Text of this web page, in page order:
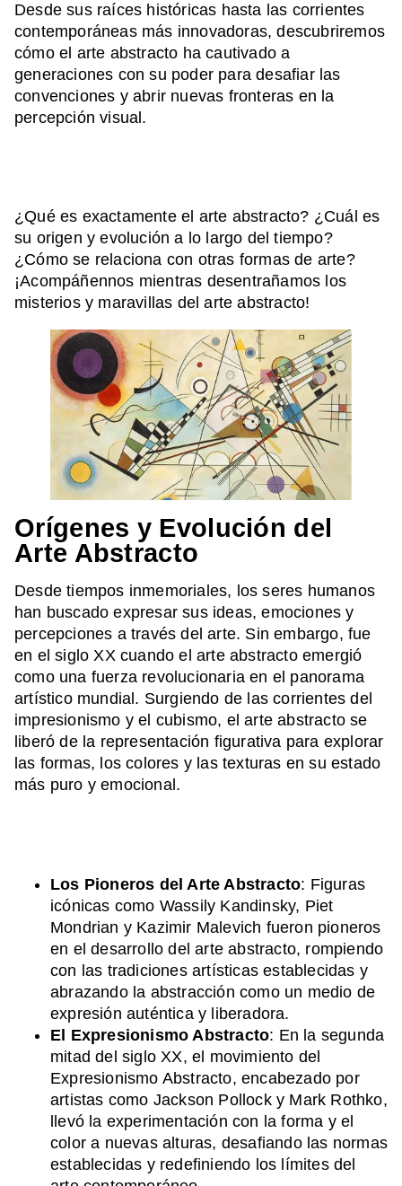
Desde sus raíces históricas hasta las corrientes
contemporáneas más innovadoras, descubriremos
cómo el arte abstracto ha cautivado a
generaciones con su poder para desafiar las
convenciones y abrir nuevas fronteras en la
percepción visual.
¿Qué es exactamente el arte abstracto? ¿Cuál es
su origen y evolución a lo largo del tiempo?
¿Cómo se relaciona con otras formas de arte?
¡Acompáñennos mientras desentrañamos los
misterios y maravillas del arte abstracto!
Orígenes y Evolución del
Arte Abstracto
Desde tiempos inmemoriales, los seres humanos
han buscado expresar sus ideas, emociones y
percepciones a través del arte. Sin embargo, fue
en el siglo XX cuando el arte abstracto emergió
como una fuerza revolucionaria en el panorama
artístico mundial. Surgiendo de las corrientes del
impresionismo y el cubismo, el arte abstracto se
liberó de la representación figurativa para explorar
las formas, los colores y las texturas en su estado
más puro y emocional.
Los Pioneros del Arte Abstracto: Figuras
icónicas como Wassily Kandinsky, Piet
Mondrian y Kazimir Malevich fueron pioneros
en el desarrollo del arte abstracto, rompiendo
con las tradiciones artísticas establecidas y
abrazando la abstracción como un medio de
expresión auténtica y liberadora.
El Expresionismo Abstracto: En la segunda
mitad del siglo XX, el movimiento del
Expresionismo Abstracto, encabezado por
artistas como Jackson Pollock y Mark Rothko,
llevó la experimentación con la forma y el
color a nuevas alturas, desafiando las normas
establecidas y redefiniendo los límites del